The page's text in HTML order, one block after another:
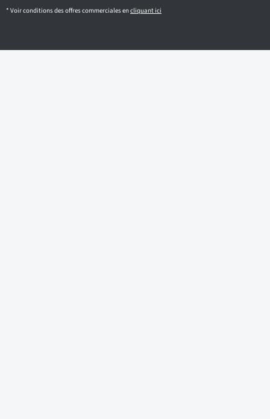
* Voir conditions des offres commerciales encliquant ici